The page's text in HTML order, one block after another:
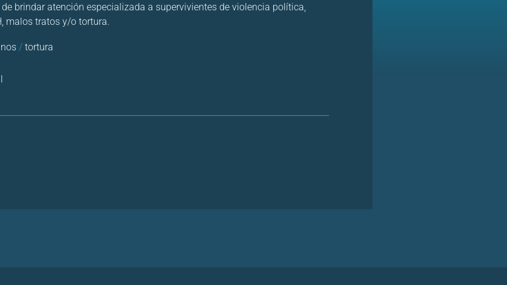
brindar atención especializada a supervivientes de violencia política,
malos tratos y/o tortura.
/ tortura